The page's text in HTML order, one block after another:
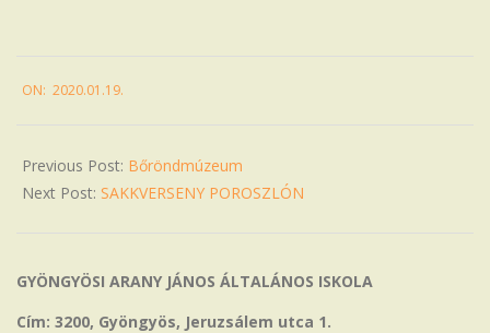
01-
ON: 2020.01.19.
Previous Post: Bőröndmúzeum
Next Post: SAKKVERSENY POROSZLÓN
GYÖNGYÖSI ARANY JÁNOS ÁLTALÁNOS ISKOLA
Cím: 3200, Gyöngyös, Jeruzsálem utca 1.